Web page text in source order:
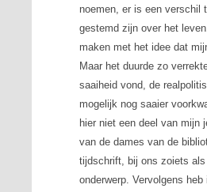
noemen, er is een verschil
gestemd zijn over het
maken met het idee dat
Maar het duurde zo
saaiheid vond, de
mogelijk nog saaier
hier niet een deel van mijn
van de dames van de
tijdschrift, bij ons zoiets als
onderwerp. Vervolgens